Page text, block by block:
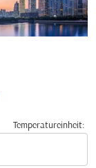
Temperatureinheit: